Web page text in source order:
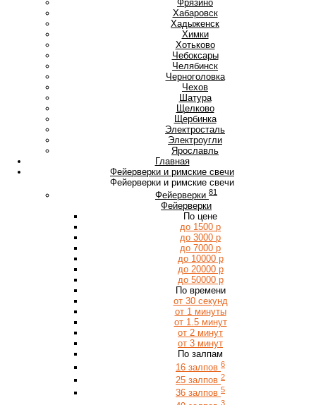
Фрязино
Хабаровск
Хадыженск
Химки
Хотьково
Чебоксары
Челябинск
Черноголовка
Чехов
Шатура
Щелково
Щербинка
Электросталь
Электроугли
Ярославль
Главная
Фейерверки и римские свечи
Фейерверки и римские свечи
Фейерверки 81
Фейерверки
По цене
до 1500 р
до 3000 р
до 7000 р
до 10000 р
до 20000 р
до 50000 р
По времени
от 30 секунд
от 1 минуты
от 1.5 минут
от 2 минут
от 3 минут
По залпам
16 залпов 6
25 залпов 2
36 залпов 5
3